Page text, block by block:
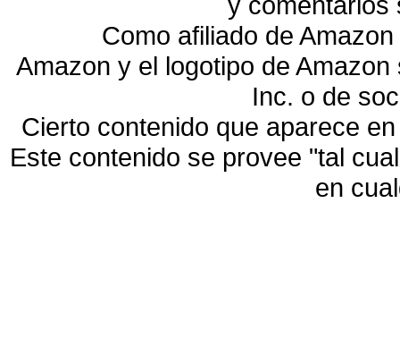
Como afiliado de
Amazon y el logotipo de
Inc. o de
Cierto contenido que aparece
Este contenido se provee "tal
en